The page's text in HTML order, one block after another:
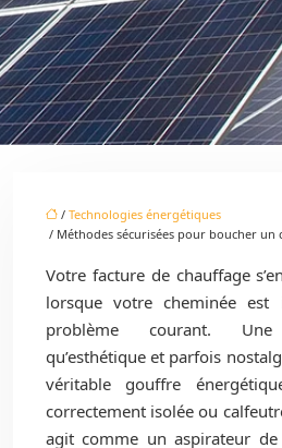
/ Technologies énergétiques
/ Méthodes sécurisées pour boucher un
Votre facture de chauffage
lorsque votre cheminée est
problème courant.
qu’esthétique et parfois
véritable gouffre
correctement isolée ou
agit comme un aspirateur de